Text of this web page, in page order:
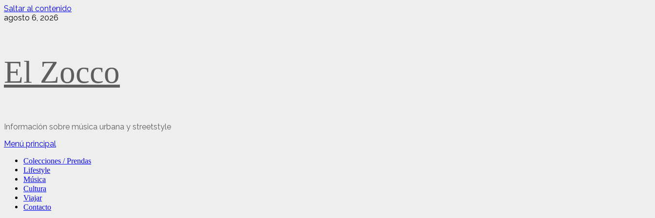
Saltar al contenido
agosto 6, 2026
El Zocco
Información sobre música urbana y streetstyle
Menú principal
Colecciones / Prendas
Lifestyle
Música
Cultura
Viajar
Contacto